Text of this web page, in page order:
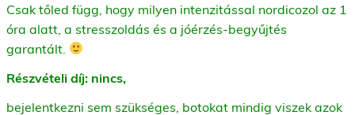
Csak tőled függ, hogy milyen intenzitással nordicozol az 1
óra alatt, a stresszoldás és a jóérzés-begyűjtés
garantált.
Részvételi díj: nincs,
bejelentkezni sem szükséges, botokat mindig viszek azok